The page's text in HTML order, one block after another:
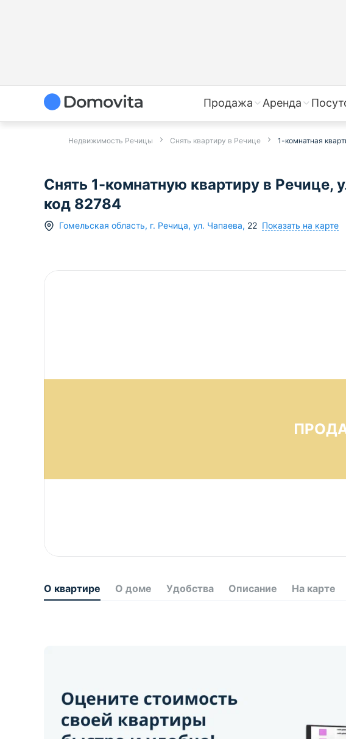
Продажа Аренда
Недвижимость Речицы Снять квартиру в Речице 1-комнатная
Снять 1-комнатную квартиру в Речице,
код 82784
Гомельская область, г. Речица, ул. Чапаева, 22 Показать на карте
О квартире О доме Удобства Описание На карте